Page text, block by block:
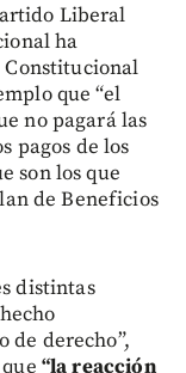
Liberal
ha
Constitucional
que “el
no pagará las
pagos de los
son los que
de Beneficios
distintas
de derecho”,
“la reacción